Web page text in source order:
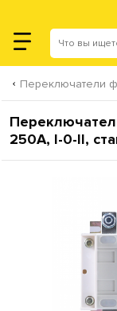
Переключатели
250А, I-0-II,